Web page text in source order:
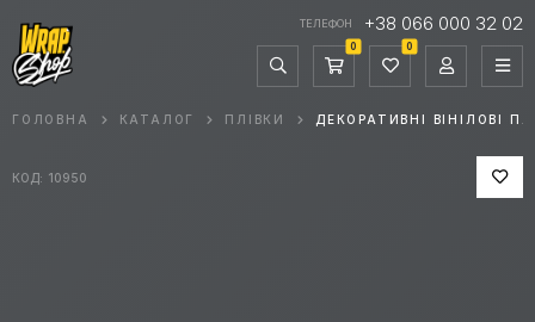
ТЕЛЕФОН +38 066 000 32 02
0 0
ГОЛОВНА КАТАЛОГ ПЛІВКИ ДЕКОРАТИВНІ ВІНІЛОВІ
КОД: 10950